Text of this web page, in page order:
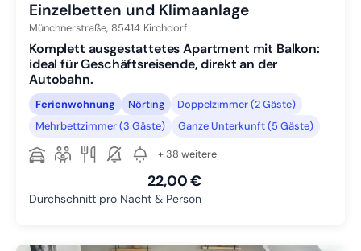
Einzelbetten und Klimaanlage
Münchnerstraße, 85414 Kirchdorf
Komplett ausgestattetes Apartment mit Balkon:
ideal für Geschäftsreisende, direkt an der
Autobahn.
Ferienwohnung Nörting
Doppelzimmer (2 Gäste)
Mehrbettzimmer (3 Gäste)
Ganze Unterkunft (5 Gäste)
+ 38 weitere
22,00 €
Durchschnitt pro Nacht & Person